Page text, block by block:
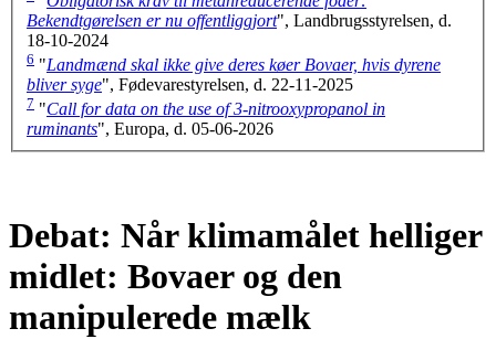
Bekendtgørelsen er nu offentliggjort", Landbrugsstyrelsen, d.
18-10-2024
6 "Landmænd skal ikke give deres køer Bovaer, hvis dyrene
bliver syge", Fødevarestyrelsen, d. 22-11-2025
7 "Call for data on the use of 3-nitrooxypropanol in
ruminants", Europa, d. 05-06-2026
Debat: Når klimamålet helliger
midlet: Bovaer og den
manipulerede mælk